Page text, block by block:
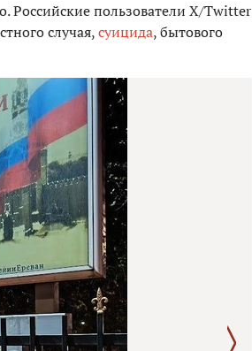
Российские пользователи X/Twitter
случая,суицида, бытового